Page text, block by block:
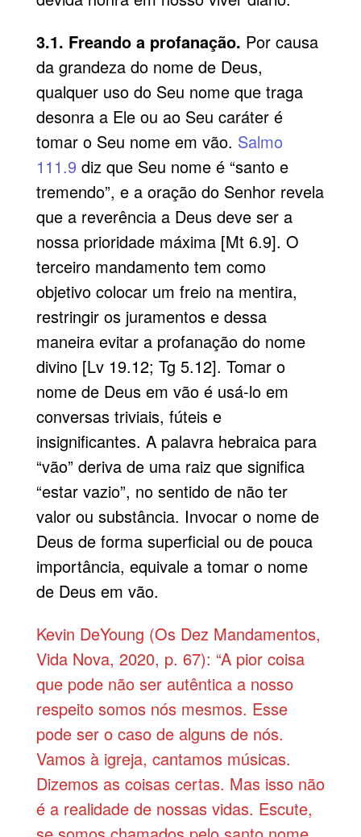
3.1. Freando a profanação. Por causa
da grandeza do nome de Deus,
qualquer uso do Seu nome que traga
desonra a Ele ou ao Seu caráter é
tomar o Seu nome em vão. Salmo
111.9diz que Seu nome é “santo e
tremendo”, e a oração do Senhor revela
que a reverência a Deus deve ser a
nossa prioridade máxima [Mt 6.9]. O
terceiro mandamento tem como
objetivo colocar um freio na mentira,
restringir os juramentos e dessa
maneira evitar a profanação do nome
divino [Lv 19.12; Tg 5.12]. Tomar o
nome de Deus em vão é usá-lo em
conversas triviais, fúteis e
insignificantes. A palavra hebraica para
“vão” deriva de uma raiz que significa
“estar vazio”, no sentido de não ter
valor ou substância. Invocar o nome de
Deus de forma superficial ou de pouca
importância, equivale a tomar o nome
de Deus em vão.
Kevin DeYoung (Os Dez Mandamentos,
Vida Nova, 2020, p. 67): “A pior coisa
que pode não ser autêntica a nosso
respeito somos nós mesmos. Esse
pode ser o caso de alguns de nós.
Vamos à igreja, cantamos músicas.
Dizemos as coisas certas. Mas isso não
é a realidade de nossas vidas. Escute,